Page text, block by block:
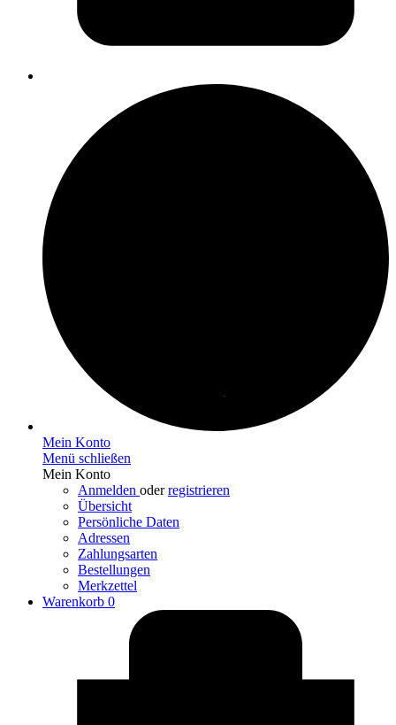
Mein Konto
Menü schließen
Mein Konto
Anmelden oderregistrieren
Übersicht
Persönliche Daten
Adressen
Zahlungsarten
Bestellungen
Merkzettel
Warenkorb 0